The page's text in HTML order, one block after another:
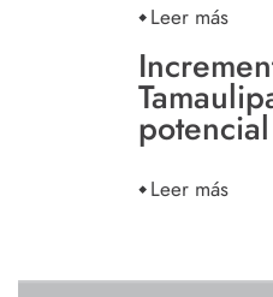
Leer más
Leer más